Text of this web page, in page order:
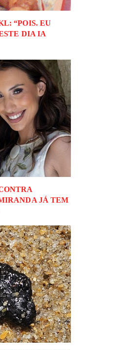
“POIS. EU
DIA IA
JÁ TEM